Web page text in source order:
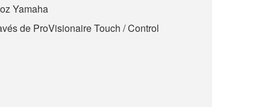
Yamaha
de ProVisionaire Touch / Control